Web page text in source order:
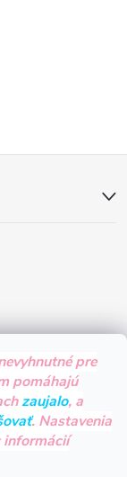
pre
pomáhajú
zaujalo, a
. Nastavenia
informácií